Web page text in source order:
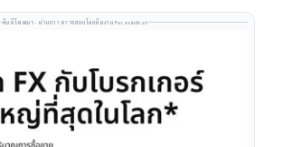
พื้นที่โฆษณา · ผ่านการตรวจสอบโดยทีมงาน Forexinthai